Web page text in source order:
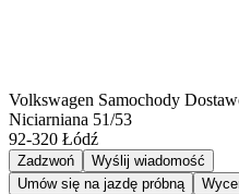
Volkswagen Samochody
Niciarniana 51/53
92-320 Łódź
Zadzwoń
Wyślij wiadomość
Umów się na jazdę próbną